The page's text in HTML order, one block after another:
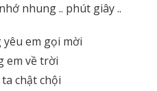
nhung .. phút giây ..
em gọi mời
em về trời
chật chội